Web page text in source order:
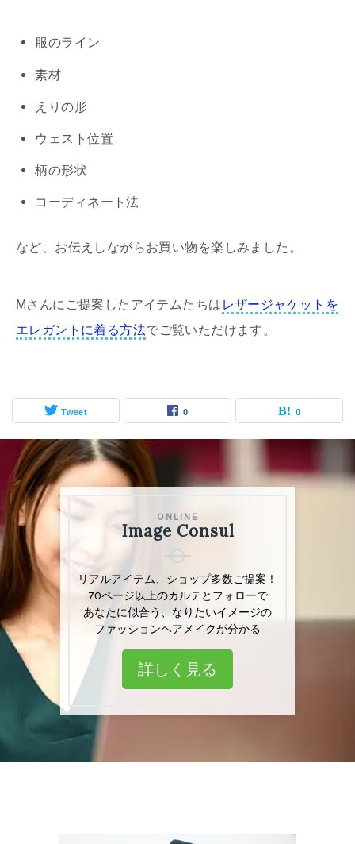
服のライン
素材
えりの形
ウェスト位置
柄の形状
コーディネート法
など、お伝えしながらお買い物を楽しみました。
Mさんにご提案したアイテムたちは レザージャケットを
エレガントに着る方法でご覧いただけます。
Tweet 0 0
ONLINE
Image Consul
リアルアイテム、ショップ多数ご提案！
70ページ以上のカルテとフォローで
あなたに似合う、なりたいイメージの
ファッションヘアメイクが分かる
詳しく見る
ONLINE
Image Consul
リアルアイテム、ショップリスト多数掲載
「あなた」専用カルテとフォロー付きで
ファッション・ヘアメイクのお悩み解決
詳しく見る